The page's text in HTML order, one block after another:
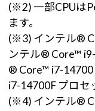
(※2) 一部CPUは
ます。
(※3) インテル®
ンテル® Core™
® Core™ i7-
i7-14700F プロセ
(※4) インテル®